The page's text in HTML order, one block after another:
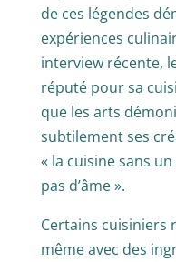
de ces légendes
expériences
interview récente,
réputé pour sa
que les arts
subtilement ses
« la cuisine sans
pas d’âme ».
Certains cuisiniers
même avec des